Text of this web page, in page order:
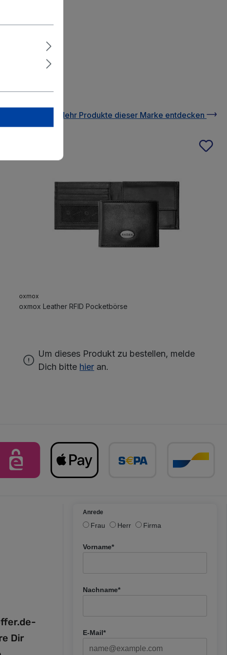
Mehr Produkte dieser Marke entdecken
oxmox
oxmox Leather RFID Pocketbörse
Um dieses Produkt zu bestellen, melde
Dich bitte hier an.
Dir
Anrede
Frau Herr Firma
Vorname*
Nachname*
E-Mail*